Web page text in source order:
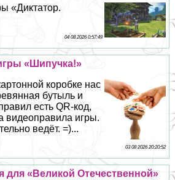
«Диктатор.
04 08 2026 0:57:49
«Шипучка!»
коробке нас
бутыль и
есть QR-код,
видеоправила игры.
ведёт. =)...
03 08 2026 20:20:52
для «Великой Отечественной»